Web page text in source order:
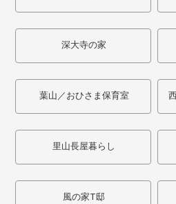
深大寺の家
葉山／おひさま保育室
里山長屋暮らし
風の家T邸